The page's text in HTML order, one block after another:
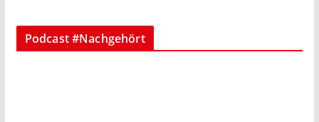
Podcast #Nachgehört